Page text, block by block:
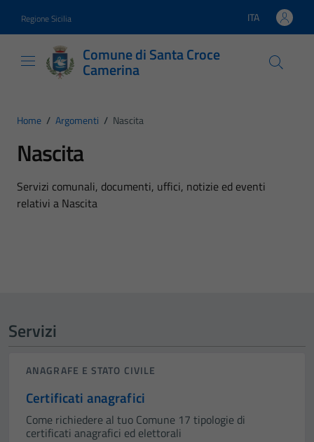
Regione Sicilia Lingua attiva:
ITA
Comune di Santa Croce
Camerina
Home / Argomenti / Nascita
Nascita
Dettagli dell'argomento
Servizi comunali, documenti, uffici, notizie ed eventi
relativi a Nascita
Servizi
ANAGRAFE E STATO CIVILE
Certificati anagrafici
Come richiedere al tuo Comune 17 tipologie di
certificati anagrafici ed elettorali